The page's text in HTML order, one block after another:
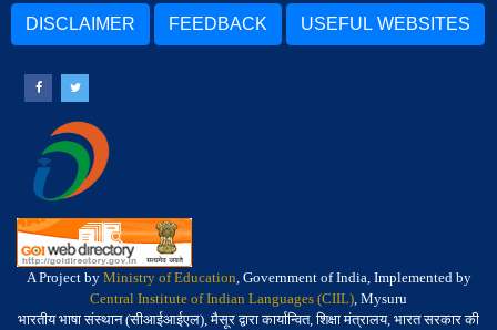
DISCLAIMER FEEDBACK USEFUL WEBSITES
A Project by Ministry of Education, Government of India, Implemented by
Central Institute of Indian Languages (CIIL), Mysuru
भारतीय भाषा संस्थान (सीआईआईएल), मैसूर द्वारा कार्यान्वित, शिक्षा मंत्रालय, भारत सरकार की